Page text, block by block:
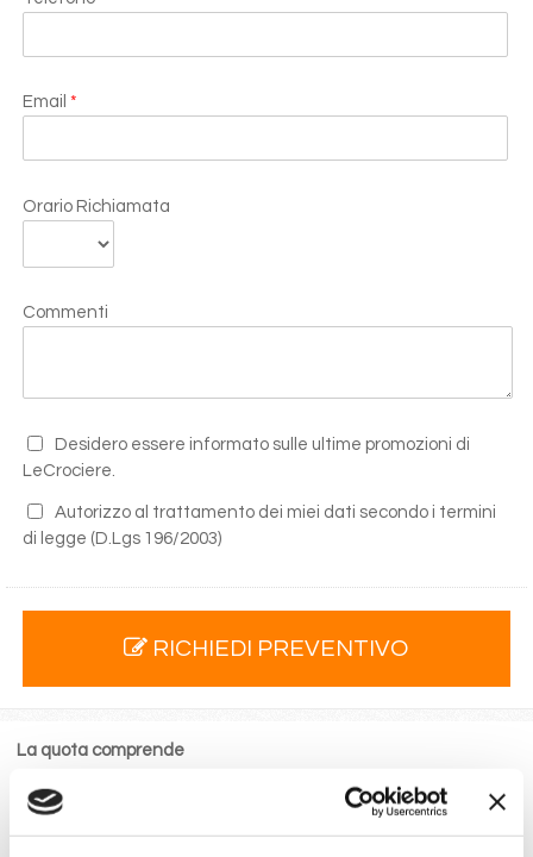
Email *
Orario Richiamata
Commenti
Desidero essere informato sulle ultime promozioni di
LeCrociere.
Autorizzo al trattamento dei miei dati secondo i termini
di legge (D.Lgs 196/2003)
RICHIEDI PREVENTIVO
La quota comprende
La sistemazione nella cabina prescelta dotata di ogni
comfort: servizi privati, aria condizionata, telefono, TV